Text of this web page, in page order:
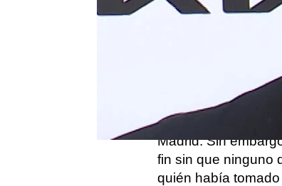
Europa Press
. El
Michelle Calvó
de varios meses,
Madrid. Sin
fin sin que ninguno
quién había